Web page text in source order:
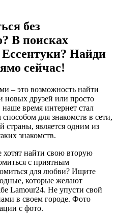
без
В поисках
Ессентуки? Найди
сейчас!
– это возможность найти
новых друзей или просто
время интернет стал
для знакомств в сети,
страны, является одним из
знакомств.
хотят найти свою вторую
с приятным
для любви? Ищите
которые желают
Lamour24. Не упусти свой
в своем городе. Фото
с фото.